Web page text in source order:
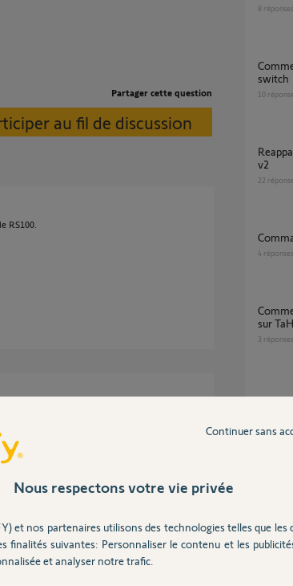
Partager cette question
au fil de discussion
RS100.
8 réponses
Comment reappairer amy 1 io et tahoma
switch
10
Reappairage control box 3s io avec tahoma
v2
22
4 réponses
Comment ré-appairer télécommande Amy
sur
3 réponses
Nous respectons votre vie privée
et nos partenaires utilisons des technologies telles que les
finalités suivantes: Personnaliser le contenu et les
et analyser notre trafic.
Continuer sans